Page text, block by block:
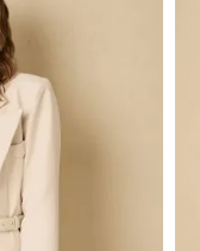
ÚLTIMOS LANÇAMENTOS